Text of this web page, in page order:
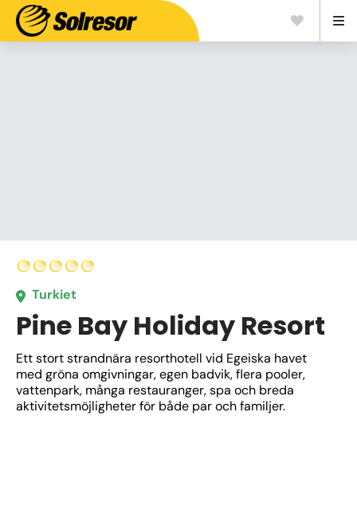
Turkiet
Pine Bay Holiday Resort
Ett stort strandnära resorthotell vid Egeiska havet
med gröna omgivningar, egen badvik, flera pooler,
vattenpark, många restauranger, spa och breda
aktivitetsmöjligheter för både par och familjer.